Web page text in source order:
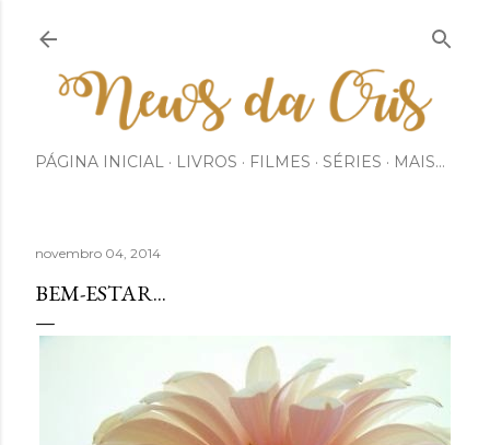
PÁGINA INICIAL LIVROS FILMES SÉRIES MAIS…
novembro 04, 2014
BEM-ESTAR...